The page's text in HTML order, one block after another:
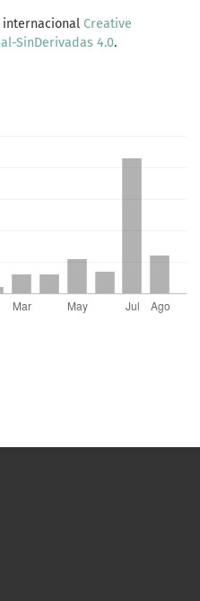
internacional Creative
SinDerivadas 4.0.